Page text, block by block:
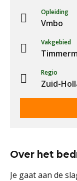
Opleiding
Vmbo
Vakgebied
Regio
Zuid-
Over het
Je gaat aan de